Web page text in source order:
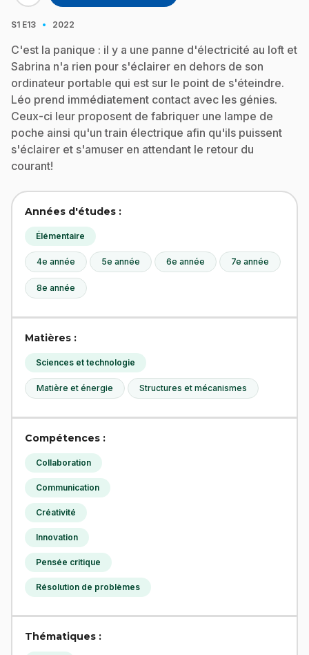
S1 E13 · 2022
C'est la panique : il y a une panne d'électricité au loft et
Sabrina n'a rien pour s'éclairer en dehors de son
ordinateur portable qui est sur le point de s'éteindre.
Léo prend immédiatement contact avec les génies.
Ceux-ci leur proposent de fabriquer une lampe de
poche ainsi qu'un train électrique afin qu'ils puissent
s'éclairer et s'amuser en attendant le retour du
courant!
Années d'études :
Élémentaire
4e année 5e année 6e année 7e année
8e année
Matières :
Sciences et technologie
Matière et énergie Structures et mécanismes
Compétences :
Collaboration
Communication
Créativité
Innovation
Pensée critique
Résolution de problèmes
Thématiques :